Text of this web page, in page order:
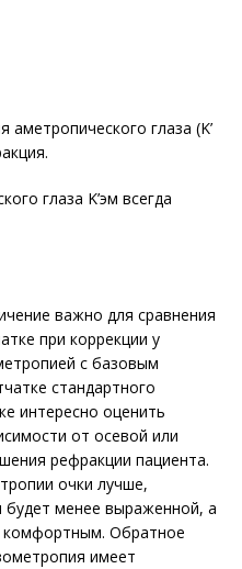
аметропического глаза (K’
глаза K’эм всегда
важно для сравнения
при коррекции у
с базовым
стандартного
интересно оценить
от осевой или
рефракции пациента.
очки лучше,
будет менее выраженной, а
комфортным. Обратное
имеет